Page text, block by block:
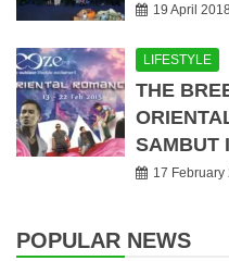
19 April 2018
LIFESTYLE
THE
SAMBUT
17 February
POPULAR NEWS